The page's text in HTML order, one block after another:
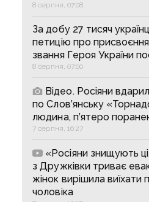
8 серпня, 07:08
За добу 27 тисяч
петицію про
звання Героя України
8 серпня, 07:00
Відео. Росіяни
по Слов’янську
людина, п’ятеро
7 серпня, 16:27
«Росіяни знищують
з Дружківки триває
жінок вирішила виїхати
чоловіка